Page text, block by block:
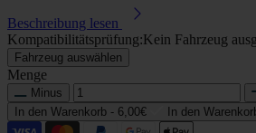
Beschreibung lesen
Kompatibilitätsprüfung:Kein Fahrzeug
Fahrzeug auswählen
Menge
Minus
In den Warenkorb - 6,00€ In den